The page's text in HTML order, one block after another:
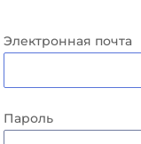
Электронная почта
Пароль